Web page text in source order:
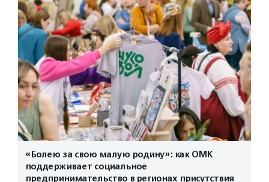
«Болею за свою малую родину»: как ОМК
поддерживает социальное
предпринимательство в регионах присутствия